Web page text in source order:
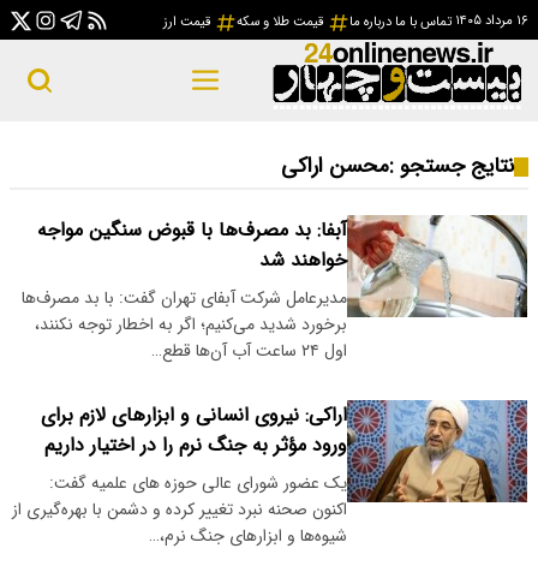
۱۶ مرداد ۱۴۰۵ تماس با ما درباره ما قیمت طلا و سکه قیمت ارز
نتایج جستجو :محسن اراکی
آبفا: بد مصرف‌ها با قبوض سنگین مواجه
خواهند شد
مدیرعامل شرکت آبفای تهران گفت: با بد مصرف‌ها
برخورد شدید می‌کنیم؛ اگر به اخطار توجه نکنند،
اول ۲۴ ساعت آب آن‌ها قطع…
اراکی: نیروی انسانی و ابزارهای لازم برای
ورود مؤثر به جنگ نرم را در اختیار داریم
یک عضور شورای عالی حوزه های علمیه گفت:
اکنون صحنه نبرد تغییر کرده و دشمن با بهره‌گیری از
شیوه‌ها و ابزارهای جنگ نرم،…